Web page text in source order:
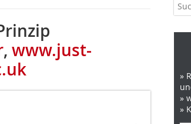
, www.just-
»
»
»